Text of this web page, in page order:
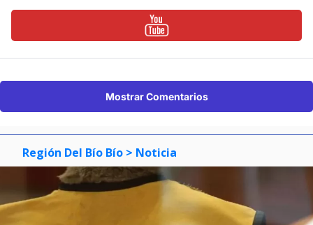
Mostrar Comentarios
Región Del Bío Bío > Noticia